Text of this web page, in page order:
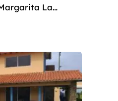
La
belleza
y una
vida. En